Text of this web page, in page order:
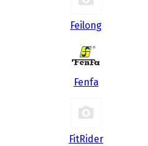
Feilong
Fenfa
FitRider